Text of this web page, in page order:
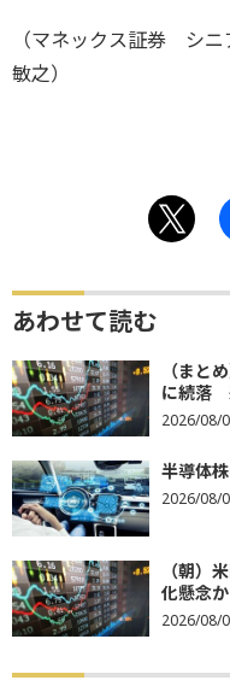
（マネックス証券 シ
敏之）
あわせて読む
（まと
に続落
2026/08/
半導体
2026/08/
（朝）
化懸念
2026/08/